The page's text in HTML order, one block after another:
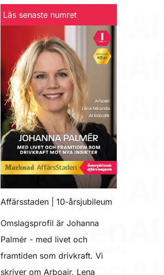
Läs senaste numret
Affärsstaden | 10-årsjubileum
Omslagsprofil är Johanna
Palmér - med livet och
framtiden som drivkraft. Vi
skriver om Arboair, Lena